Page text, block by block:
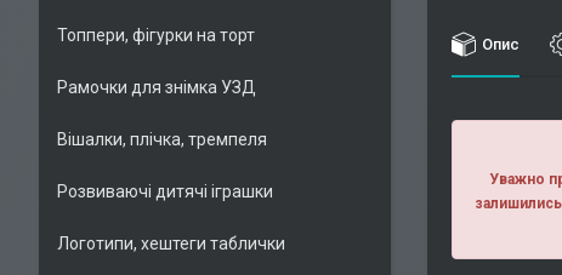
Опис
Уважно
Топпери, фігурки на торт
Рамочки для знімка УЗД
Вішалки, плічка, тремпеля
Розвиваючі дитячі іграшки
Логотипи, хештеги таблички